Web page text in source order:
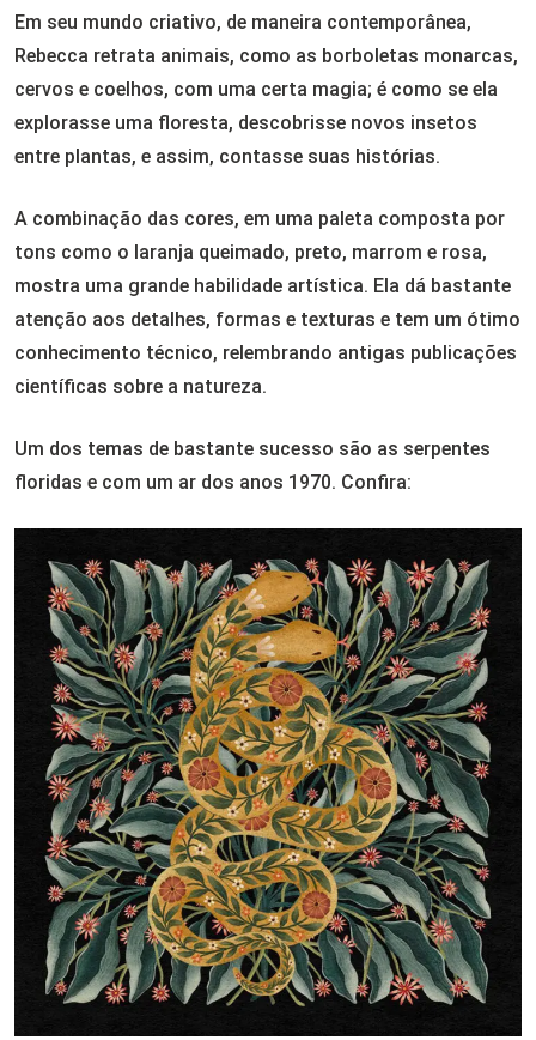
Em seu mundo criativo, de maneira contemporânea,
Rebecca retrata animais, como as borboletas monarcas,
cervos e coelhos, com uma certa magia; é como se ela
explorasse uma floresta, descobrisse novos insetos
entre plantas, e assim, contasse suas histórias.
A combinação das cores, em uma paleta composta por
tons como o laranja queimado, preto, marrom e rosa,
mostra uma grande habilidade artística. Ela dá bastante
atenção aos detalhes, formas e texturas e tem um ótimo
conhecimento técnico, relembrando antigas publicações
científicas sobre a natureza.
Um dos temas de bastante sucesso são as serpentes
floridas e com um ar dos anos 1970. Confira: